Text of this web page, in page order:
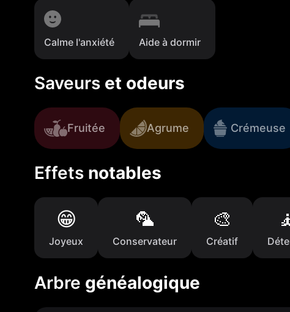
Calme l'anxiété Aide à dormir
Saveurs et odeurs
Fruitée Agrume Crémeuse
Effets notables
Joyeux Conservateur Créatif
Arbre généalogique